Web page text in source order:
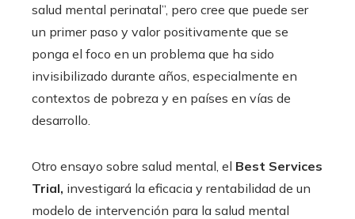
salud mental perinatal”, pero cree que puede ser
un primer paso y valor positivamente que se
ponga el foco en un problema que ha sido
invisibilizado durante años, especialmente en
contextos de pobreza y en países en vías de
desarrollo.
Otro ensayo sobre salud mental, el Best Services
Trial, investigará la eficacia y rentabilidad de un
modelo de intervención para la salud mental